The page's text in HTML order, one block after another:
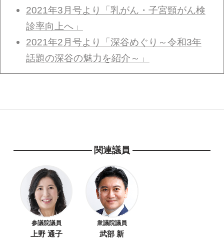
2021年3月号より「乳がん・子宮頸がん検
診率向上へ」
2021年2月号より「深谷めぐり～令和3年
話題の深谷の魅力を紹介～」
関連議員
参議院議員
上野 通子
衆議院議員
武部 新